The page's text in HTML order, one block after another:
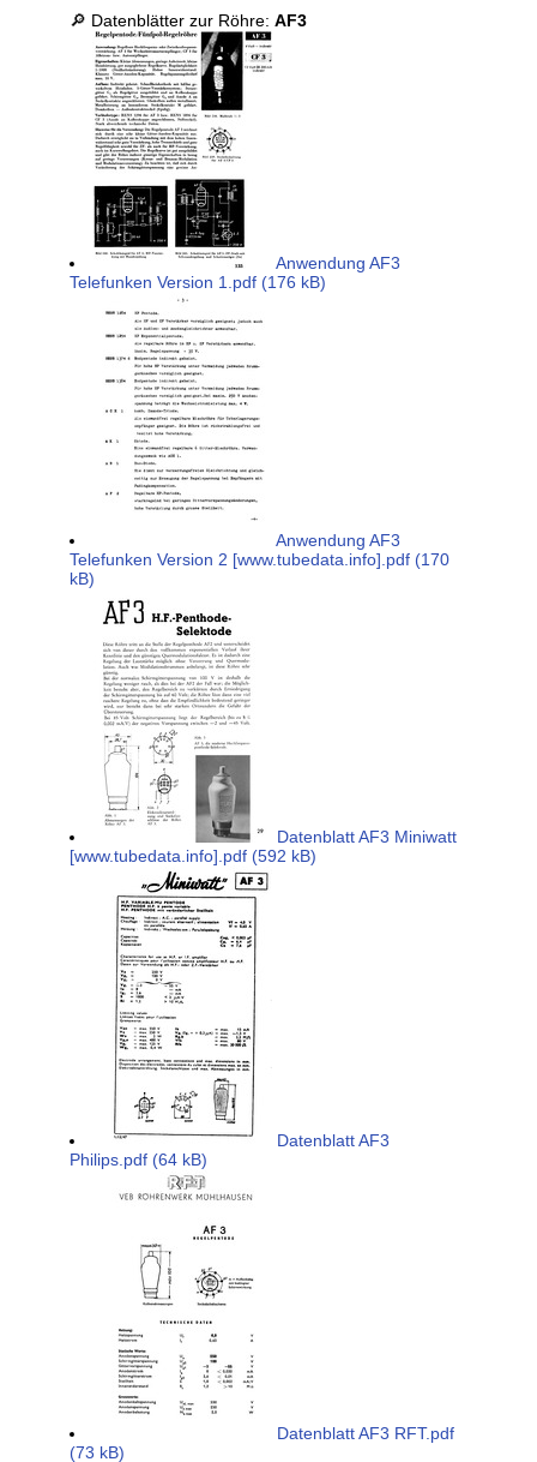
🔎 Datenblätter zur Röhre:AF3
Anwendung AF3
Telefunken Version 1.pdf (176 kB)
Anwendung AF3
Telefunken Version 2 [www.tubedata.info].pdf (170
kB)
Datenblatt AF3 Miniwatt
[www.tubedata.info].pdf (592 kB)
Datenblatt AF3
Philips.pdf (64 kB)
Datenblatt AF3 RFT.pdf
(73 kB)